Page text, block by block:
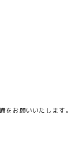
お願いいたします。